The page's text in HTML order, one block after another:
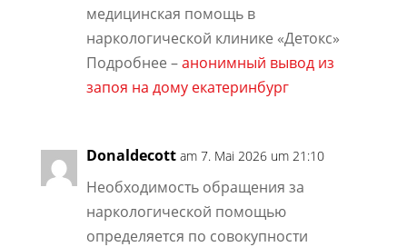
медицинская помощь в
наркологической клинике «Детокс»
Подробнее –анонимный вывод из
запоя на дому екатеринбург
Donaldecott am 7. Mai 2026 um 21:10
Необходимость обращения за
наркологической помощью
определяется по совокупности